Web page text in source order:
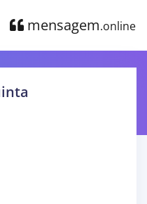
mensagem.online